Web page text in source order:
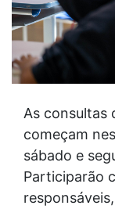
As consultas
começam
sábado e
Participarão